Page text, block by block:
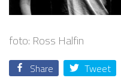
foto: Ross Halfin
Share Tweet